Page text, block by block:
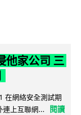
他家公司 三
在網絡安全測試期
上互聯網...
閱讀